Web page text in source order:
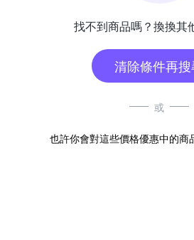
找不到商品嗎？換換其
清除條件再
或
也許你會對這些價格優惠中的商